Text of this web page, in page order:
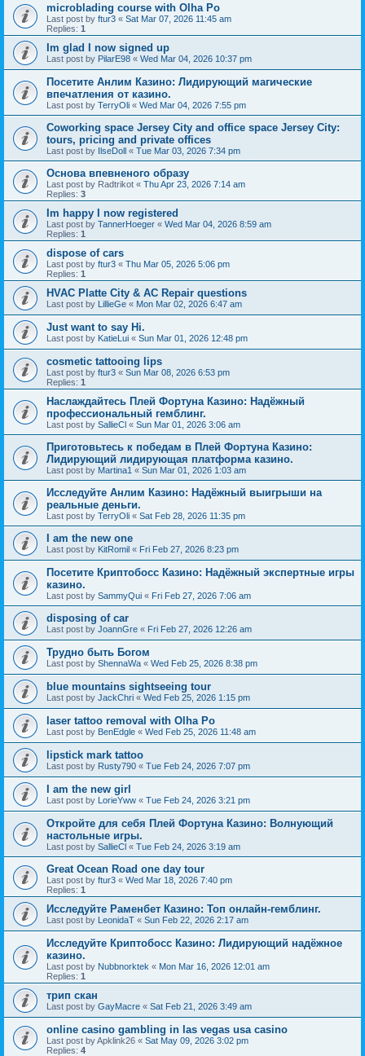
microblading course with Olha Po
Last post by ftur3 « Sat Mar 07, 2026 11:45 am
Replies: 1
Im glad I now signed up
Last post by PilarE98 « Wed Mar 04, 2026 10:37 pm
Посетите Анлим Казино: Лидирующий магические
впечатления от казино.
Last post by TerryOli « Wed Mar 04, 2026 7:55 pm
Coworking space Jersey City and office space Jersey City:
tours, pricing and private offices
Last post by IlseDoll « Tue Mar 03, 2026 7:34 pm
Основа впевненого образу
Last post by Radtrikot « Thu Apr 23, 2026 7:14 am
Replies: 3
Im happy I now registered
Last post by TannerHoeger « Wed Mar 04, 2026 8:59 am
Replies: 1
dispose of cars
Last post by ftur3 « Thu Mar 05, 2026 5:06 pm
Replies: 1
HVAC Platte City & AC Repair questions
Last post by LillieGe « Mon Mar 02, 2026 6:47 am
Just want to say Hi.
Last post by KatieLui « Sun Mar 01, 2026 12:48 pm
cosmetic tattooing lips
Last post by ftur3 « Sun Mar 08, 2026 6:53 pm
Replies: 1
Наслаждайтесь Плей Фортуна Казино: Надёжный
профессиональный гемблинг.
Last post by SallieCl « Sun Mar 01, 2026 3:06 am
Приготовьтесь к победам в Плей Фортуна Казино:
Лидирующий лидирующая платформа казино.
Last post by Martina1 « Sun Mar 01, 2026 1:03 am
Исследуйте Анлим Казино: Надёжный выигрыши на
реальные деньги.
Last post by TerryOli « Sat Feb 28, 2026 11:35 pm
I am the new one
Last post by KitRomil « Fri Feb 27, 2026 8:23 pm
Посетите Криптобосс Казино: Надёжный экспертные игры
казино.
Last post by SammyQui « Fri Feb 27, 2026 7:06 am
disposing of car
Last post by JoannGre « Fri Feb 27, 2026 12:26 am
Трудно быть Богом
Last post by ShennaWa « Wed Feb 25, 2026 8:38 pm
blue mountains sightseeing tour
Last post by JackChri « Wed Feb 25, 2026 1:15 pm
laser tattoo removal with Olha Po
Last post by BenEdgle « Wed Feb 25, 2026 11:48 am
lipstick mark tattoo
Last post by Rusty790 « Tue Feb 24, 2026 7:07 pm
I am the new girl
Last post by LorieYww « Tue Feb 24, 2026 3:21 pm
Откройте для себя Плей Фортуна Казино: Волнующий
настольные игры.
Last post by SallieCl « Tue Feb 24, 2026 3:19 am
Great Ocean Road one day tour
Last post by ftur3 « Wed Mar 18, 2026 7:40 pm
Replies: 1
Исследуйте Раменбет Казино: Топ онлайн-гемблинг.
Last post by LeonidaT « Sun Feb 22, 2026 2:17 am
Исследуйте Криптобосс Казино: Лидирующий надёжное
казино.
Last post by Nubbnorktek « Mon Mar 16, 2026 12:01 am
Replies: 1
трип скан
Last post by GayMacre « Sat Feb 21, 2026 3:49 am
online casino gambling in las vegas usa casino
Last post byApklink26 « Sat May 09, 2026 3:02 pm
Replies: 4